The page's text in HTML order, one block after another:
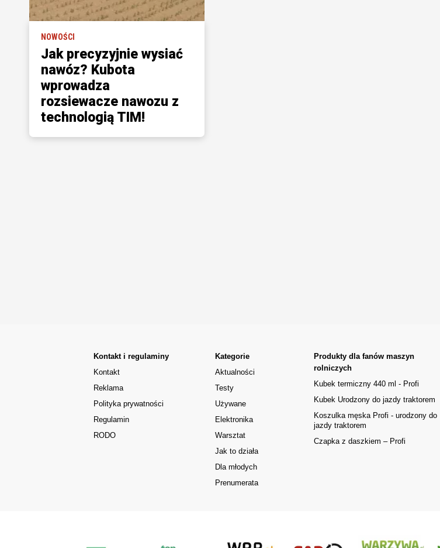
NOWOŚCI
Jak precyzyjnie wysiać
nawóz? Kubota
wprowadza
rozsiewacze nawozu z
technologią TIM!
Kontakt i regulaminy
Kontakt
Reklama
Polityka prywatności
Regulamin
RODO
Kategorie
Aktualności
Testy
Używane
Elektronika
Warsztat
Jak to działa
Dla młodych
Prenumerata
Produkty dla fanów maszyn
rolniczych
Kubek termiczny 440 ml - Profi
Kubek Urodzony do jazdy traktorem
Koszulka męska Profi - urodzony do
jazdy traktorem
Czapka z daszkiem – Profi